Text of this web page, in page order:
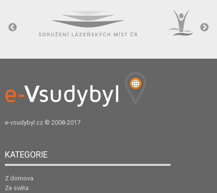
e-vsudybyl.cz © 2008-2017
KATEGORIE
Z domova
Ze světa